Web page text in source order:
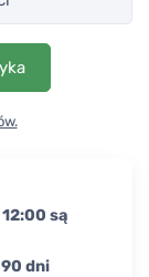
są
dni